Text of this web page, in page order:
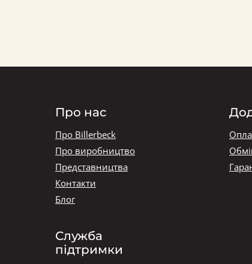
Про нас
Про Billerbeck
Про виробництво
Представництва
Контакти
Блог
Служба
підтримки